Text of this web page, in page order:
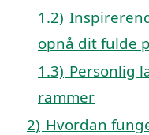
1.2)
opnå dit fulde
1.3) Personlig
rammer
2) Hvordan